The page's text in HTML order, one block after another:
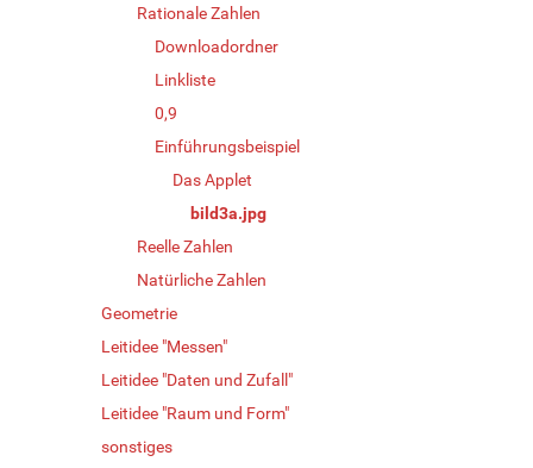
Rationale Zahlen
Downloadordner
Linkliste
0,9
Einführungsbeispiel
Das Applet
bild3a.jpg
Reelle Zahlen
Natürliche Zahlen
Geometrie
Leitidee "Messen"
Leitidee "Daten und Zufall"
Leitidee "Raum und Form"
sonstiges